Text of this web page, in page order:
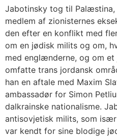
Jabotinsky tog til Palæstina,
medlem af zionisternes
den efter en konflikt med
om en jødisk milits og om,
med englænderne, og om
omfatte trans jordansk
han en aftale med Maxim
ambassadør for Simon
dalkrainske nationalisme.
antisovjetisk milits, som
var kendt for sine blodige